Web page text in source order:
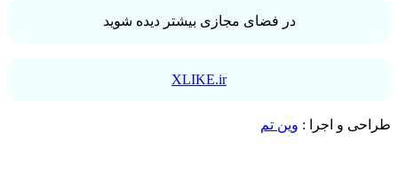
در فضای مجازی بیشتر دیده شوید
XLIKE.ir
طراحی و اجرا : وین تم